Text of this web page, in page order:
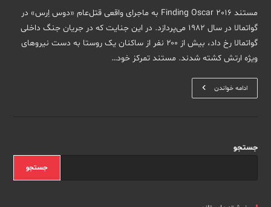
شده
است:
مستند Finding Oscar 2016 به ماجرای واقعی قتل‌عام «دوس اِرس» در
گواتمالا در سال ۱۹۸۲ می‌پردازد. در این جنایت که در جریان جنگ داخلی
گواتمالا رخ داد، بیش از ۲۰۰ نفر از ساکنان یک روستا به دست نیروهای
ویژه ارتش کشته شدند. مستند تمرکز خود…
ادامه خواندنمستند
Finding
جستجو
جستجو